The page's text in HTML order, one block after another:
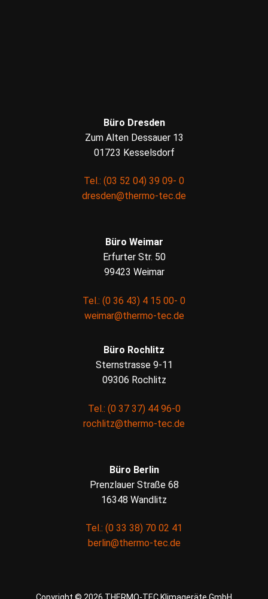
Büro Dresden
Zum Alten Dessauer 13
01723 Kesselsdorf
Tel.: (03 52 04) 39 09- 0
dresden@thermo-tec.de
Büro Weimar
Erfurter Str. 50
99423 Weimar
Tel.: (0 36 43) 4 15 00- 0
weimar@thermo-tec.de
Büro Rochlitz
Sternstrasse 9-11
09306 Rochlitz
Tel.: (0 37 37) 44 96-0
rochlitz@thermo-tec.de
Büro Berlin
Prenzlauer Straße 68
16348 Wandlitz
Tel.: (0 33 38) 70 02 41
berlin@thermo-tec.de